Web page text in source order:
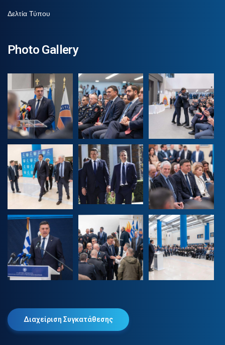
Δελτία Τύπου
Photo Gallery
Διαχείριση Συγκατάθεσης